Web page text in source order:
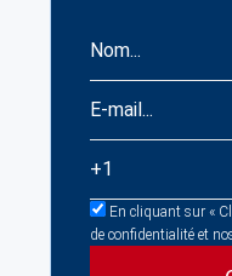
En cliquant sur «
de confidentialité et